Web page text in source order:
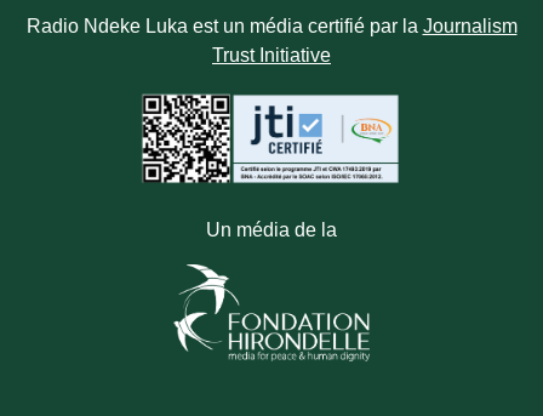
Radio Ndeke Luka est un média certifié par la Journalism
Trust Initiative
Un média de la